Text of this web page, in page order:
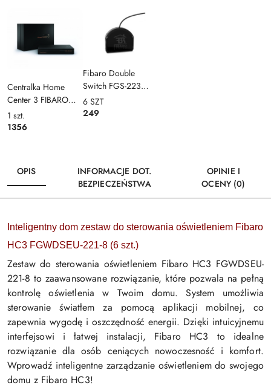
Centralka Home
Center 3 FIBARO
(HC3)
1 szt.
1356
Fibaro Double
Switch FGS-223
ZW5 868,4 Mhz
6 SZT
249
OPIS
INFORMACJE DOT.
BEZPIECZEŃSTWA
OPINIE I
OCENY (0)
Inteligentny dom zestaw do sterowania oświetleniem Fibaro
HC3 FGWDSEU-221-8 (6 szt.)
Zestaw do sterowania oświetleniem Fibaro HC3 FGWDSEU-
221-8 to zaawansowane rozwiązanie, które pozwala na pełną
kontrolę oświetlenia w Twoim domu. System umożliwia
sterowanie światłem za pomocą aplikacji mobilnej, co
zapewnia wygodę i oszczędność energii. Dzięki intuicyjnemu
interfejsowi i łatwej instalacji, Fibaro HC3 to idealne
rozwiązanie dla osób ceniących nowoczesność i komfort.
Wprowadź inteligentne zarządzanie oświetleniem do swojego
domu z Fibaro HC3!